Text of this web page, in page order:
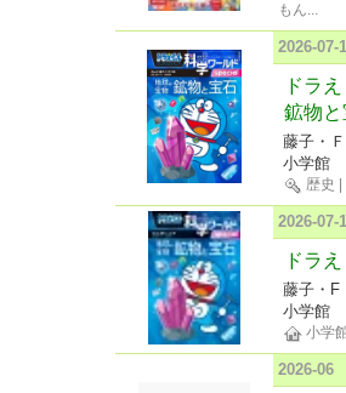
もん...
2026-07-
ドラ
鉱物と
藤子・
小学館
歴史
2026-07-
ドラ
藤子・F
小学館
小学
2026-06